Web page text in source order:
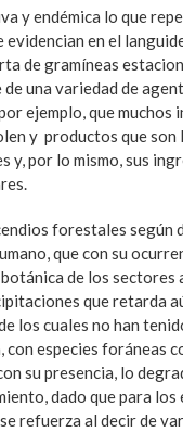
y endémica lo que
evidencian en el
de gramíneas
una variedad de
ejemplo, que
y productos que
y, por lo mismo, sus
forestales según
que con su
de los
que retarda
los cuales no han
con especies foráneas
su presencia, lo
dado que para
refuerza al decir de